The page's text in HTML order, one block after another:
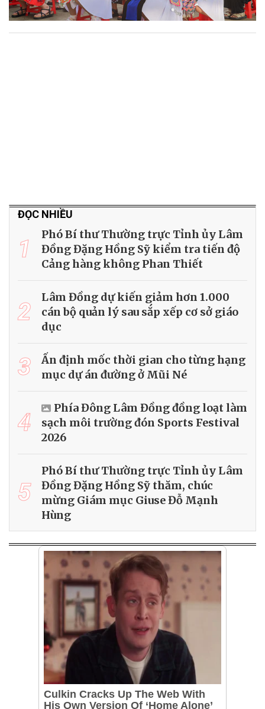
ĐỌC NHIỀU
1
Phó Bí thư Thường trực Tỉnh ủy Lâm
Đồng Đặng Hồng Sỹ kiểm tra tiến độ
Cảng hàng không Phan Thiết
2
Lâm Đồng dự kiến giảm hơn 1.000
cán bộ quản lý sau sắp xếp cơ sở giáo
dục
3
Ấn định mốc thời gian cho từng hạng
mục dự án đường ở Mũi Né
4
Phía Đông Lâm Đồng đồng loạt làm
sạch môi trường đón Sports Festival
2026
5
Phó Bí thư Thường trực Tỉnh ủy Lâm
Đồng Đặng Hồng Sỹ thăm, chúc
mừng Giám mục Giuse Đỗ Mạnh
Hùng